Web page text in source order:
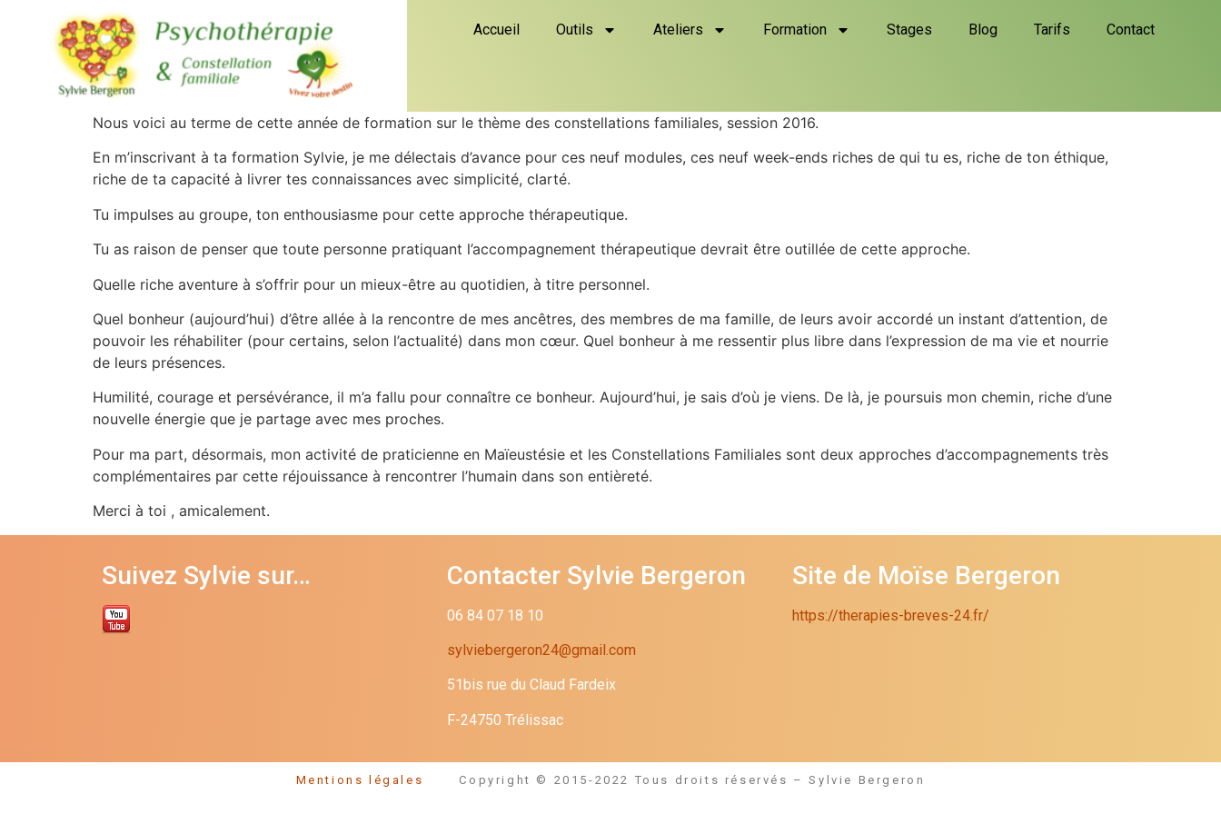
Accueil Outils Ateliers Formation Stages Blog Tarifs Contact
Nous voici au terme de cette année de formation sur le thème des constellations familiales, session 2016.
En m’inscrivant à ta formation Sylvie, je me délectais d’avance pour ces neuf modules, ces neuf week-ends riches de qui tu es, riche de ton éthique,
riche de ta capacité à livrer tes connaissances avec simplicité, clarté.
Tu impulses au groupe, ton enthousiasme pour cette approche thérapeutique.
Tu as raison de penser que toute personne pratiquant l’accompagnement thérapeutique devrait être outillée de cette approche.
Quelle riche aventure à s’offrir pour un mieux-être au quotidien, à titre personnel.
Quel bonheur (aujourd’hui) d’être allée à la rencontre de mes ancêtres, des membres de ma famille, de leurs avoir accordé un instant d’attention, de
pouvoir les réhabiliter (pour certains, selon l’actualité) dans mon cœur. Quel bonheur à me ressentir plus libre dans l’expression de ma vie et nourrie
de leurs présences.
Humilité, courage et persévérance, il m’a fallu pour connaître ce bonheur. Aujourd’hui, je sais d’où je viens. De là, je poursuis mon chemin, riche d’une
nouvelle énergie que je partage avec mes proches.
Pour ma part, désormais, mon activité de praticienne en Maïeustésie et les Constellations Familiales sont deux approches d’accompagnements très
complémentaires par cette réjouissance à rencontrer l’humain dans son entièreté.
Merci à toi , amicalement.
Suivez Sylvie sur… Contacter Sylvie Bergeron
06 84 07 18 10
sylviebergeron24@gmail.com
51bis rue du Claud Fardeix
F-24750 Trélissac
Site de Moïse Bergeron
https://therapies-breves-24.fr/
Mentions légales Copyright © 2015-2022 Tous droits réservés – Sylvie Bergeron